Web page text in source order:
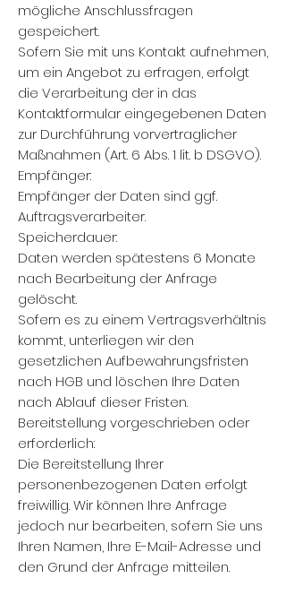
mögliche Anschlussfragen
gespeichert.
Sofern Sie mit uns Kontakt aufnehmen,
um ein Angebot zu erfragen, erfolgt
die Verarbeitung der in das
Kontaktformular eingegebenen Daten
zur Durchführung vorvertraglicher
Maßnahmen (Art. 6 Abs. 1 lit. b DSGVO).
Empfänger:
Empfänger der Daten sind ggf.
Auftragsverarbeiter.
Speicherdauer:
Daten werden spätestens 6 Monate
nach Bearbeitung der Anfrage
gelöscht.
Sofern es zu einem Vertragsverhältnis
kommt, unterliegen wir den
gesetzlichen Aufbewahrungsfristen
nach HGB und löschen Ihre Daten
nach Ablauf dieser Fristen.
Bereitstellung vorgeschrieben oder
erforderlich:
Die Bereitstellung Ihrer
personenbezogenen Daten erfolgt
freiwillig. Wir können Ihre Anfrage
jedoch nur bearbeiten, sofern Sie uns
Ihren Namen, Ihre E-Mail-Adresse und
den Grund der Anfrage mitteilen.